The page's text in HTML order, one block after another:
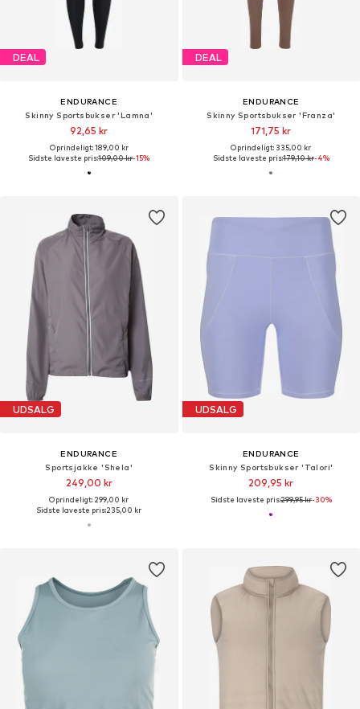
DEAL
ENDURANCE
Skinny Sportsbukser 'Lamna'
92,65 kr
Oprindeligt: 189,00 kr
Sidste laveste pris:109,00 kr-15%
DEAL
ENDURANCE
Skinny Sportsbukser 'Franza'
171,75 kr
Oprindeligt: 335,00 kr
Sidste laveste pris:179,10 kr-4%
UDSALG
ENDURANCE
Sportsjakke 'Shela'
249,00 kr
Oprindeligt: 299,00 kr
Sidste laveste pris:235,00 kr
UDSALG
ENDURANCE
Skinny Sportsbukser 'Talori'
209,95 kr
Sidste laveste pris:299,95 kr-30%